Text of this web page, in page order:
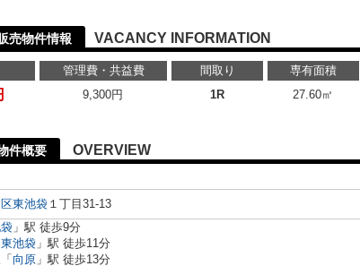
売物件情報 VACANCY INFORMATION
管理費・共益費 間取り 専有面積
9,300円 1R 27.60㎡
件概要 OVERVIEW
東池袋 １丁目31-13
」駅 徒歩9分
東池袋 」駅 徒歩11分
「 向原 」駅 徒歩13分